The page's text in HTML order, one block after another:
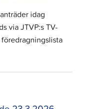
idag
via JTVP:s TV-